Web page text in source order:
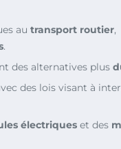
au transport routier,
.
des alternatives plus
des lois visant à
électriques et des